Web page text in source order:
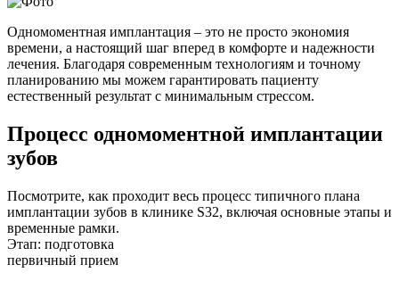
Одномоментная имплантация – это не просто экономия
времени, а настоящий шаг вперед в комфорте и надежности
лечения. Благодаря современным технологиям и точному
планированию мы можем гарантировать пациенту
естественный результат с минимальным стрессом.
Процесс одномоментной имплантации
зубов
Посмотрите, как проходит весь процесс типичного плана
имплантации зубов в клинике S32, включая основные этапы и
временные рамки.
Этап: подготовка
первичный прием